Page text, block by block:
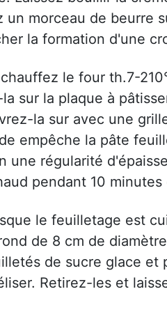
un morceau de beurre
la formation d'une
le four th.7-
sur la plaque à
la sur avec une
empêche la pâte
une régularité
pendant 10 minutes
le feuilletage est
de 8 cm de
de sucre glace et
Retirez-les et